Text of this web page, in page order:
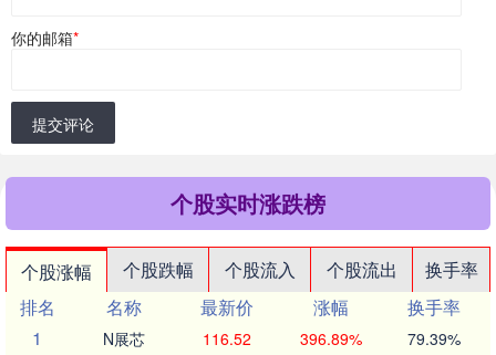
你的邮箱*
提交评论
个股实时涨跌榜
个股涨幅 个股跌幅 个股流入 个股流出
换手率
排名
名称 最新价 涨幅
换手率
1
N展芯 116.52 396.89% 79.39%